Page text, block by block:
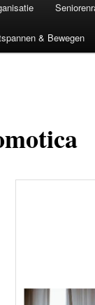
inhoud
& Bewegen